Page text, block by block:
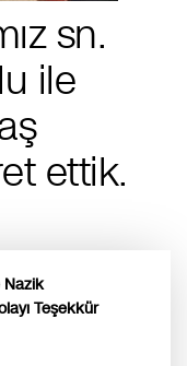
sn.
i̇le
ettik.
Nazik
Teşekkür